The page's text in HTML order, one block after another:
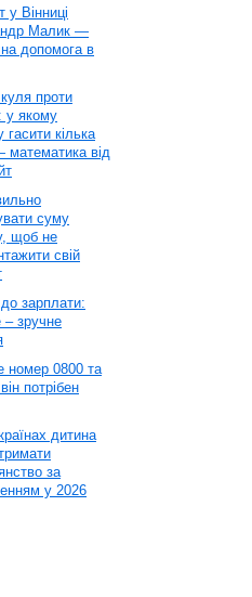
у Вінниці
Малик —
допомога в
проти
у якому
гасити кілька
математика від
суму
щоб не
свій
зарплати:
– зручне
номер 0800 та
потрібен
дитина
за
у 2026